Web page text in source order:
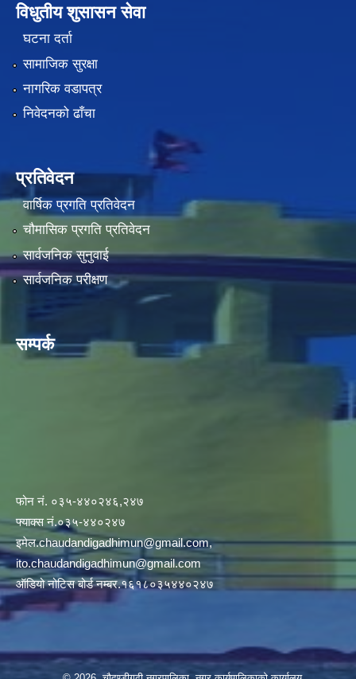
विधुतीय शुसासन सेवा
घटना दर्ता
सामाजिक सुरक्षा
नागरिक वडापत्र
निवेदनको ढाँचा
प्रतिवेदन
वार्षिक प्रगति प्रतिवेदन
चौमासिक प्रगति प्रतिवेदन
सार्वजनिक सुनुवाई
सार्वजनिक परीक्षण
सम्पर्क
फोन नं. ०३५-४४०२४६,२४७
फ्याक्स नं.०३५-४४०२४७
इमेल.chaudandigadhimun@gmail.com,
ito.chaudandigadhimun@gmail.com
ऑडियो नोटिस बोर्ड नम्बर.१६१८०३५४४०२४७